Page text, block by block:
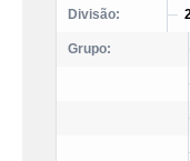
Divisão:
Grupo: